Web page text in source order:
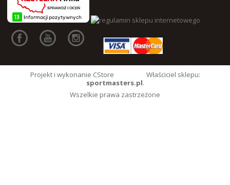
Projekt i wykonanie CStore
Właściciel sklepu:
sportmasters.pl.
Wszelkie prawa zastrzeżone